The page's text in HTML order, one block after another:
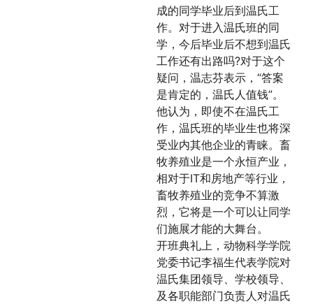
成的同学毕业后到温氏工
作。对于进入温氏班的同
学，今后毕业后不想到温氏
工作还有出路吗?对于这个
疑问，温志芬表示，“答案
是肯定的，温氏人值钱”。
他认为，即使不在温氏工
作，温氏班的毕业生也将深
受业内其他企业的青睐。畜
牧养殖业是一个永恒产业，
相对于IT和房地产等行业，
畜牧养殖业的竞争不算激
烈，它将是一个可以让同学
们施展才能的大舞台。
开班典礼上，动物科学学院
党委书记李福生代表学院对
温氏集团领导、学校领导、
及各职能部门负责人对温氏